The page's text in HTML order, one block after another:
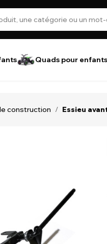
Quads pour enfants
construction / Essieu